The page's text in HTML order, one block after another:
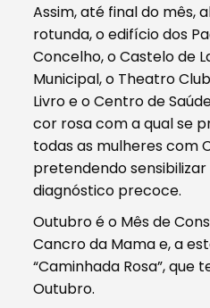
Assim, até final do mês,
rotunda, o edifício dos
Concelho, o Castelo de
Municipal, o Theatro
Livro e o Centro de
cor rosa com a qual se
todas as mulheres com
pretendendo
diagnóstico precoce.
Outubro é o Mês de
Cancro da Mama e, a
“Caminhada Rosa”, que
Outubro.